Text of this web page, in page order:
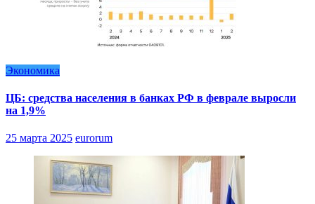
Экономика
ЦБ: средства населения в банках РФ в феврале выросли
на 1,9%
25 марта 2025 eurorum